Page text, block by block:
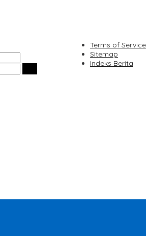
Terms of Service
Sitemap
Indeks Berita